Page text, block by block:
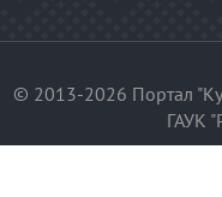
© 2013-2026 Портал
ГАУК